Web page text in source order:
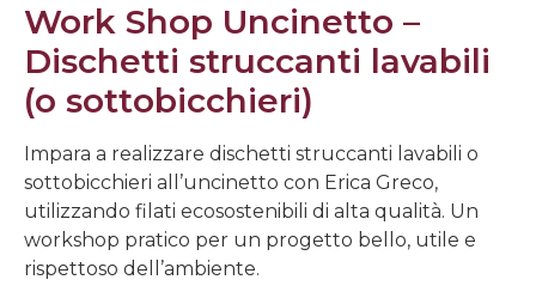
Work Shop Uncinetto –
Dischetti struccanti lavabili
(o sottobicchieri)
Impara a realizzare dischetti struccanti lavabili o
sottobicchieri all’uncinetto con Erica Greco,
utilizzando filati ecosostenibili di alta qualità. Un
workshop pratico per un progetto bello, utile e
rispettoso dell’ambiente.